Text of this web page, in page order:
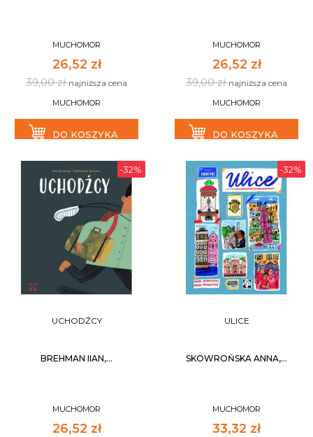
MUCHOMOR
26,52 zł
39,00 złnajniższa cena
MUCHOMOR
DO KOSZYKA
MUCHOMOR
26,52 zł
39,00 złnajniższa cena
MUCHOMOR
DO KOSZYKA
-32%
UCHODŹCY
BREHMAN IIAN,...
MUCHOMOR
26,52 zł
-32%
ULICE
SKOWROŃSKA ANNA,...
MUCHOMOR
33,32 zł